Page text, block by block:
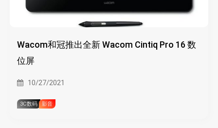
Wacom和冠推出全新 Wacom Cintiq Pro 16 数
位屏
10/27/2021
3C数码 影音